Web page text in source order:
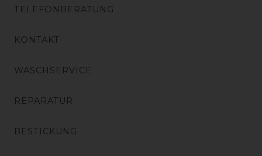
TELEFONBERATUNG
KONTAKT
WASCHSERVICE
REPARATUR
BESTICKUNG